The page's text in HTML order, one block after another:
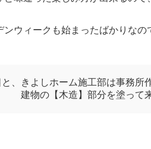
ンウィークも始まったばかりな
、きよしホーム施工部は事務所
建物の【木造】部分を塗っ